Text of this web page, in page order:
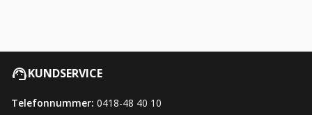
KUNDSERVICE
Telefonnummer: 0418-48 40 10